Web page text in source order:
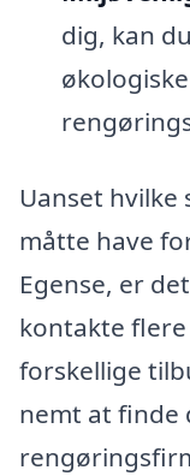
dig, kan
Uanset hvilke
måtte have
Egense, er
kontakte
forskellige
nemt at finde